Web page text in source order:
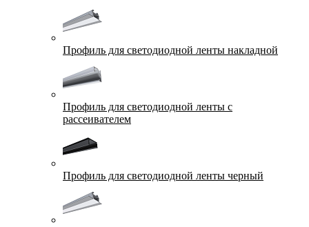
Профиль для светодиодной ленты накладной
Профиль для светодиодной ленты с
рассеивателем
Профиль для светодиодной ленты черный